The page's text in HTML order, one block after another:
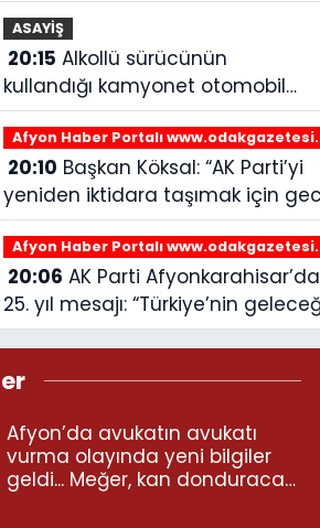
ASAYİŞ
20:15
kullandığı kamyonet otomobile
çarptı
Afyon Haber Portalı
20:10
yeniden iktidara taşımak için
gündüz çalışacağız”
Afyon Haber Portalı
20:06
25. yıl mesajı: “Türkiye’nin
omuz vermeye devam edeceğiz”
Afyon’da avukatın avukatı
vurma olayında yeni bilgiler
geldi... Meğer, kan donduracak